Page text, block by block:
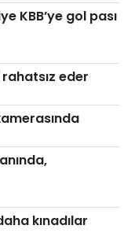
KBB’ye gol pası
eder
kınadılar